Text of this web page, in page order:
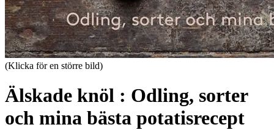
(Klicka för en större bild)
Älskade knöl : Odling, sorter
och mina bästa potatisrecept